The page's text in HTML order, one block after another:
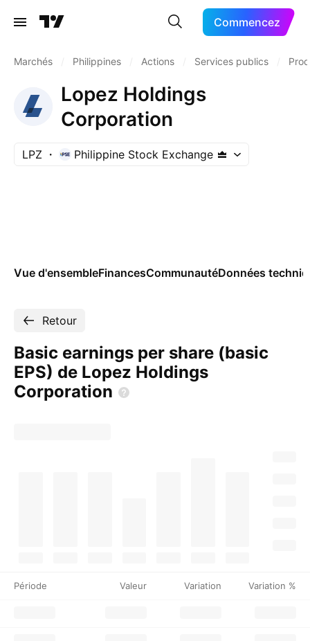
Commencez
Marchés Philippines Actions Services publics
Lopez Holdings
Corporation
LPZ Philippine Stock Exchange
Vue d'ensembleFinancesCommunautéDonnées
Retour
Basic earnings per share (basic
EPS) de Lopez Holdings
Corporation
Période Valeur Variation Variation %